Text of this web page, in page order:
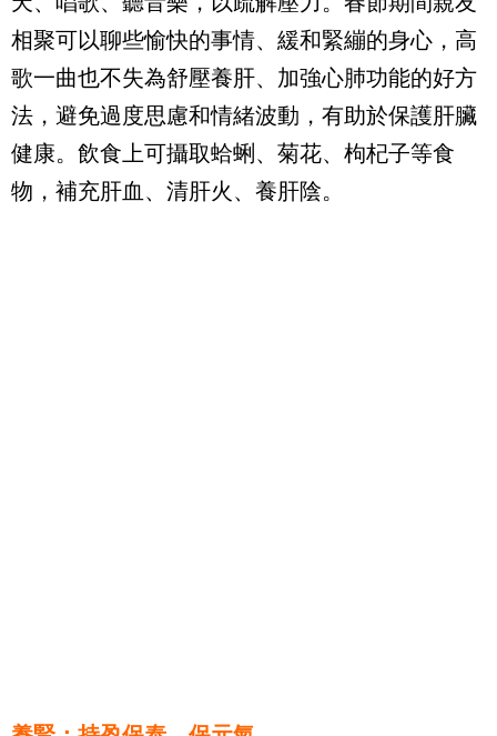
相聚可以聊些愉快的事情、緩和緊繃的身心，高
歌一曲也不失為舒壓養肝、加強心肺功能的好方
法，避免過度思慮和情緒波動，有助於保護肝臟
健康。飲食上可攝取蛤蜊、菊花、枸杞子等食
物，補充肝血、清肝火、養肝陰。